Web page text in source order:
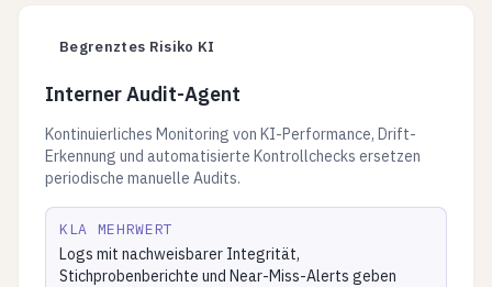
Begrenztes Risiko KI
Interner Audit-Agent
Kontinuierliches Monitoring von KI-Performance, Drift-
Erkennung und automatisierte Kontrollchecks ersetzen
periodische manuelle Audits.
KLA MEHRWERT
Logs mit nachweisbarer Integrität,
Stichprobenberichte und Near-Miss-Alerts geben